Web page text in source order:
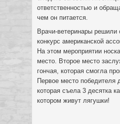
ответственностью и
чем он питается.
Врачи-ветеринары решили
конкурс американской
На этом мероприятии
место. Второе место
гончая, которая смогла
Первое место победителя
которая съела 3 десятка
котором живут лягушки!